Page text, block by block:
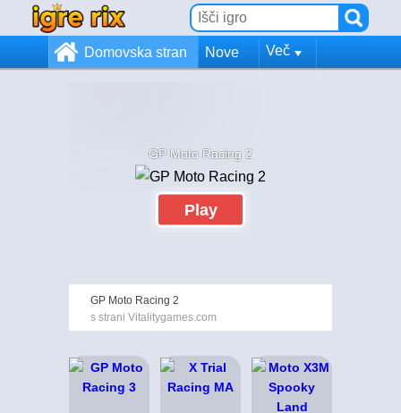
Domovska stran Nove Več
GP Moto Racing 2
Play
GP Moto Racing 2
s strani Vitalitygames.com